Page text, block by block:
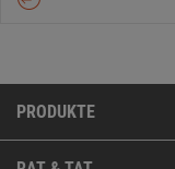
PRODUKTE